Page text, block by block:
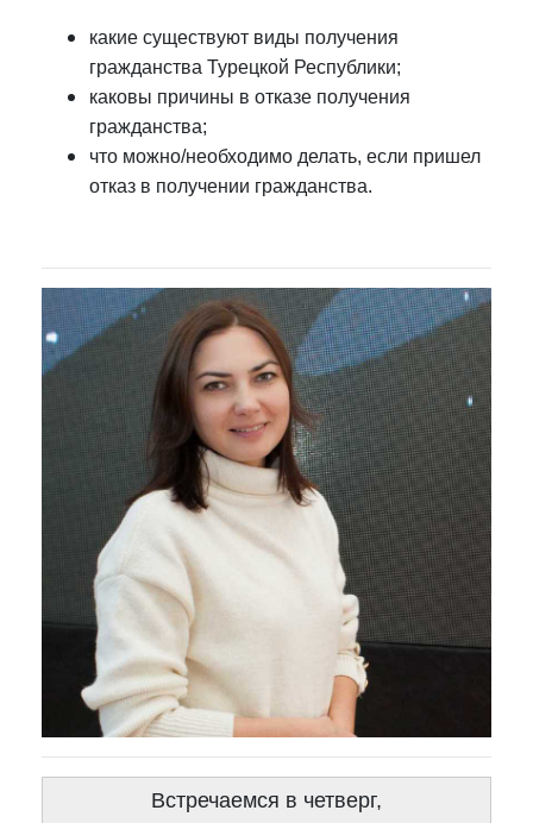
какие существуют виды получения
гражданства Турецкой Республики;
каковы причины в отказе получения
гражданства;
что можно/необходимо делать, если пришел
отказ в получении гражданства.
Встречаемся в четверг,